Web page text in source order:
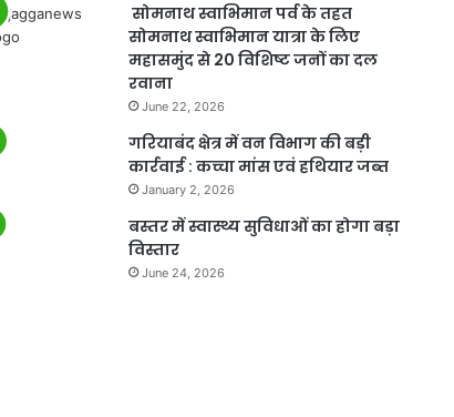
सोमनाथ स्वाभिमान पर्व के तहत
सोमनाथ स्वाभिमान यात्रा के लिए
महासमुंद से 20 विशिष्ट जनों का दल
रवाना
June 22, 2026
गरियाबंद क्षेत्र में वन विभाग की बड़ी
कार्रवाई : कच्चा मांस एवं हथियार जब्त
January 2, 2026
बस्तर में स्वास्थ्य सुविधाओं का होगा बड़ा
विस्तार
June 24, 2026